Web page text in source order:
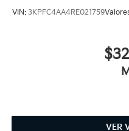
VIN: 3KPFC4AA4RE021759
VER